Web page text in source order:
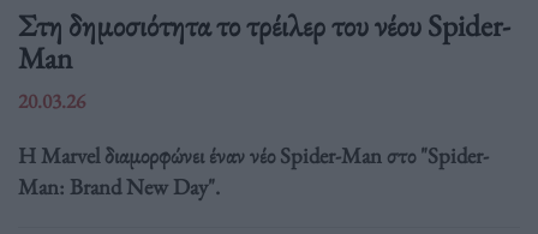
Στη δημοσιότητα το τρέιλερ του νέου Spider-
Man
20.03.26
Η Marvel διαμορφώνει έναν νέο Spider-Man στο "Spider-
Man: Brand New Day".